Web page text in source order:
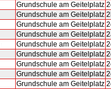
Grundschule am Geitelplatz
Grundschule am Geitelplatz
Grundschule am Geitelplatz
Grundschule am Geitelplatz
Grundschule am Geitelplatz
Grundschule am Geitelplatz
Grundschule am Geitelplatz
Grundschule am Geitelplatz
Grundschule am Geitelplatz